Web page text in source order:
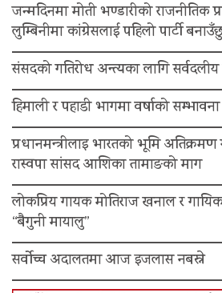
जन्मदिनमा मोती भण्डारीको राजनीतिक
लुम्बिनीमा कांग्रेसलाई पहिलो पार्टी
संसदको गतिरोध अन्त्यका लागि
हिमाली र पहाडी भागमा वर्षाको सम्भावना
प्रधानमन्त्रीलाइ भारतको भूमि
रास्वपा सांसद आशिका तामाङको माग
लोकप्रिय गायक मोतिराज खनाल र
“बैगुनी मायालु”
सर्वोच्च अदालतमा आज इजलास नबस्ने